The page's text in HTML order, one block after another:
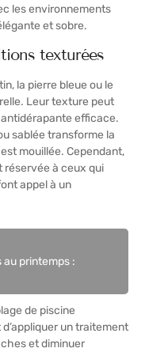
les environnements
et sobre.
texturées
la pierre bleue ou le
Leur texture peut
efficace.
sablée transforme la
mouillée. Cependant,
réservée à ceux qui
appel à un
au printemps :
de piscine
un traitement
et diminuer